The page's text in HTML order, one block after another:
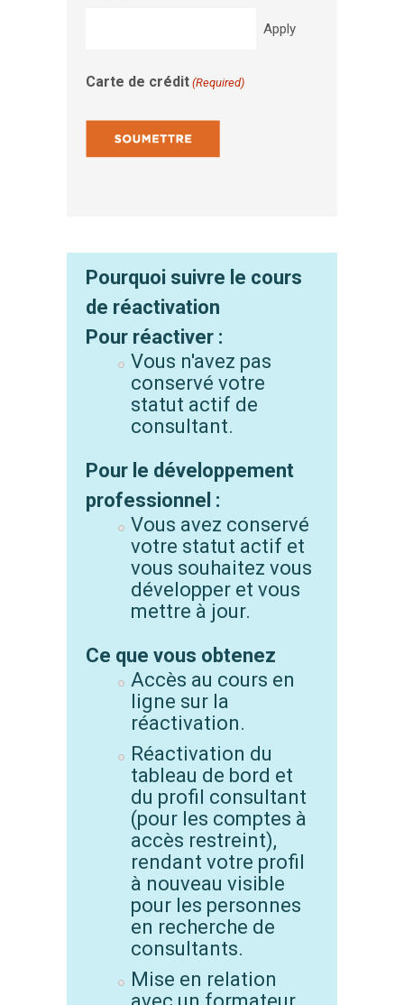
Carte de crédit (Required)
Pourquoi suivre le cours
de réactivation
Pour réactiver :
Vous n'avez pas
conservé votre
statut actif de
consultant.
Pour le développement
professionnel :
Vous avez conservé
votre statut actif et
vous souhaitez vous
développer et vous
mettre à jour.
Ce que vous obtenez
Accès au cours en
ligne sur la
réactivation.
Réactivation du
tableau de bord et
du profil consultant
(pour les comptes à
accès restreint),
rendant votre profil
à nouveau visible
pour les personnes
en recherche de
consultants.
Mise en relation